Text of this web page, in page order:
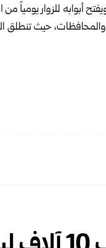
الشهر الحالي، ويفتح أبوابه
حيث تنطلق